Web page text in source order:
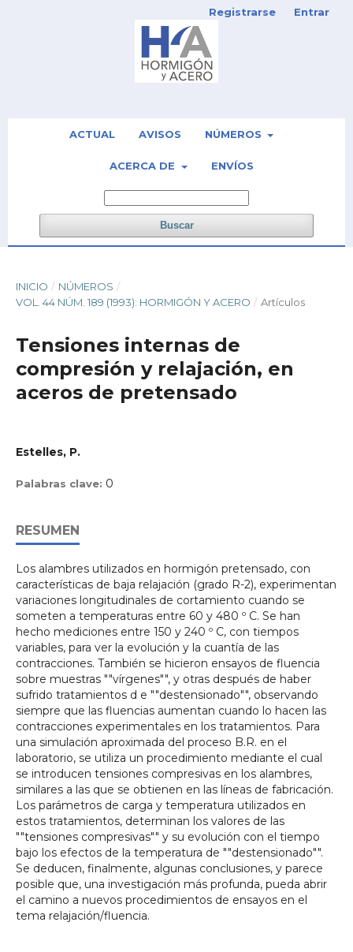
ACTUAL AVISOS NÚMEROS
ACERCA DE ENVÍOS
Buscar
Registrarse Entrar
INICIO / NÚMEROS /
VOL. 44 NÚM. 189 (1993): HORMIGÓN Y ACERO / Artículos
Tensiones internas de
compresión y relajación, en
aceros de pretensado
Estelles, P.
Palabras clave: 0
RESUMEN
Los alambres utilizados en hormigón pretensado, con
características de baja relajación (grado R-2), experimentan
variaciones longitudinales de cortamiento cuando se
someten a temperaturas entre 60 y 480 º C. Se han
hecho mediciones entre 150 y 240 º C, con tiempos
variables, para ver la evolución y la cuantía de las
contracciones. También se hicieron ensayos de fluencia
sobre muestras ""vírgenes"", y otras después de haber
sufrido tratamientos d e ""destensionado"", observando
siempre que las fluencias aumentan cuando lo hacen las
contracciones experimentales en los tratamientos. Para
una simulación aproximada del proceso B.R. en el
laboratorio, se utiliza un procedimiento mediante el cual
se introducen tensiones compresivas en los alambres,
similares a las que se obtienen en las líneas de fabricación.
Los parámetros de carga y temperatura utilizados en
estos tratamientos, determinan los valores de las
""tensiones compresivas"" y su evolución con el tiempo
bajo los efectos de la temperatura de ""destensionado"".
Se deducen, finalmente, algunas conclusiones, y parece
posible que, una investigación más profunda, pueda abrir
el camino a nuevos procedimientos de ensayos en el
tema relajación/fluencia.